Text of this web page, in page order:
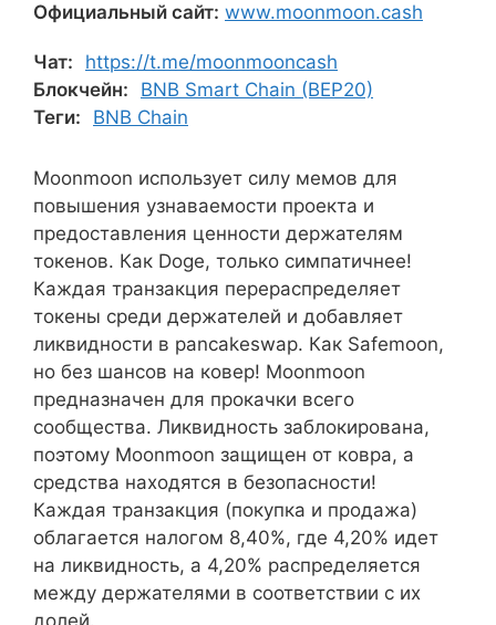
Официальный сайт: www.moonmoon.cash
Чат:
https://t.me/moonmooncash
Блокчейн:
BNB Smart Chain (BEP20)
Теги:
BNB Chain
Moonmoon использует силу мемов для
повышения узнаваемости проекта и
предоставления ценности держателям
токенов. Как Doge, только симпатичнее!
Каждая транзакция перераспределяет
токены среди держателей и добавляет
ликвидности в pancakeswap. Как Safemoon,
но без шансов на ковер! Moonmoon
предназначен для прокачки всего
сообщества. Ликвидность заблокирована,
поэтому Moonmoon защищен от ковра, а
средства находятся в безопасности!
Каждая транзакция (покупка и продажа)
облагается налогом 8,40%, где 4,20% идет
на ликвидность, а 4,20% распределяется
между держателями в соответствии с их
долей.